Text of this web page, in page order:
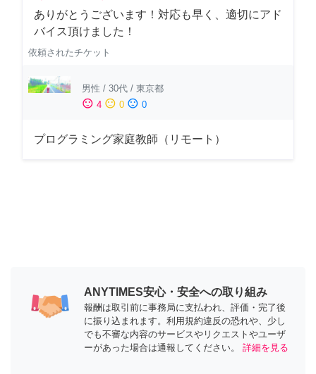
ありがとうございます！対応も早く、適切にアド
バイス頂けました！
依頼されたチケット
男性 / 30代 / 東京都
sentiment_satisfied 4 sentiment_neutral 0 sentiment_dissatisfied 0
プログラミング家庭教師（リモート）
ANYTIMES安心・安全への取り組み
報酬は取引前に事務局に支払われ、評価・完了後
に振り込まれます。利用規約違反の恐れや、少し
でも不審な内容のサービスやリクエストやユーザ
ーがあった場合は通報してください。
詳細を見る